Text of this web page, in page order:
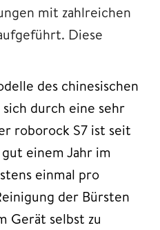
mit zahlreichen
Diese
des chinesischen
durch eine sehr
roborock S7 ist seit
einem Jahr im
einmal pro
der Bürsten
Gerät selbst zu